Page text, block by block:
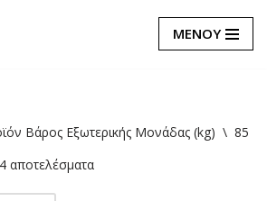
ΜΕΝΟΥ
Βάρος Εξωτερικής Μονάδας (kg) \ 85
αποτελέσματα